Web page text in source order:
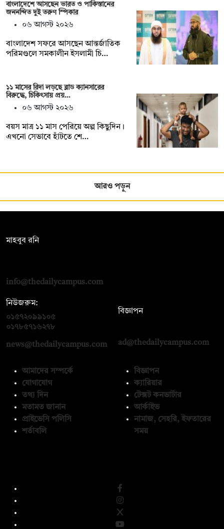
বাংলাদেশে আসছেন ভারত ও পাকিস্তানের
জননন্দিত দুই তরুণ স্পিকার
০৬ আগস্ট ২০২৬
বাংলাদেশ সফরে আসছেন আন্তর্জাতিক
পরিমণ্ডলে সমকালীন ইসলামী চি…
১১ মাসের রিদা লড়ছে ব্লাড ক্যানসারের
বিরুদ্ধে, চিকিৎসায় প্রয়…
০৬ আগস্ট ২০২৬
বয়স মাত্র ১১ মাস পেরিয়ে অল্প কিছুদিন।
এখনো সেভাবে হাঁটতে শে…
আরও পড়ুন
মাহবুব রনি
info@thedailycampus.com
নিউজরুম:
০১৫৭২০৯৯১০৫
০১৭৮৫৭১৬২৭৮
news@thedailycampus.com
বিজ্ঞাপন
ad@thedailycampus.com
আমাদের সম্পর্কে
যোগাযোগ
তথ্য দিন
মতামত জানান
প্রাইভেসি পলিসি
শর্তাবলি
বিজ্ঞাপন
ক্যারিয়ার
টেক্সট কনভার্টার
আর্কাইভ
নামাজ, সেহরি, ইফতারের
সময়